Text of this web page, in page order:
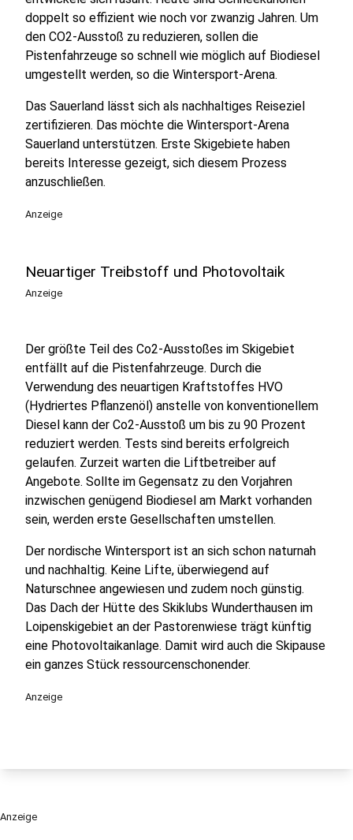
doppelt so effizient wie noch vor zwanzig Jahren. Um
den CO2-Ausstoß zu reduzieren, sollen die
Pistenfahrzeuge so schnell wie möglich auf Biodiesel
umgestellt werden, so die Wintersport-Arena.
Das Sauerland lässt sich als nachhaltiges Reiseziel
zertifizieren. Das möchte die Wintersport-Arena
Sauerland unterstützen. Erste Skigebiete haben
bereits Interesse gezeigt, sich diesem Prozess
anzuschließen.
Anzeige
Neuartiger Treibstoff und Photovoltaik
Anzeige
Der größte Teil des Co2-Ausstoßes im Skigebiet
entfällt auf die Pistenfahrzeuge. Durch die
Verwendung des neuartigen Kraftstoffes HVO
(Hydriertes Pflanzenöl) anstelle von konventionellem
Diesel kann der Co2-Ausstoß um bis zu 90 Prozent
reduziert werden. Tests sind bereits erfolgreich
gelaufen. Zurzeit warten die Liftbetreiber auf
Angebote. Sollte im Gegensatz zu den Vorjahren
inzwischen genügend Biodiesel am Markt vorhanden
sein, werden erste Gesellschaften umstellen.
Der nordische Wintersport ist an sich schon naturnah
und nachhaltig. Keine Lifte, überwiegend auf
Naturschnee angewiesen und zudem noch günstig.
Das Dach der Hütte des Skiklubs Wunderthausen im
Loipenskigebiet an der Pastorenwiese trägt künftig
eine Photovoltaikanlage. Damit wird auch die Skipause
ein ganzes Stück ressourcenschonender.
Anzeige
Anzeige